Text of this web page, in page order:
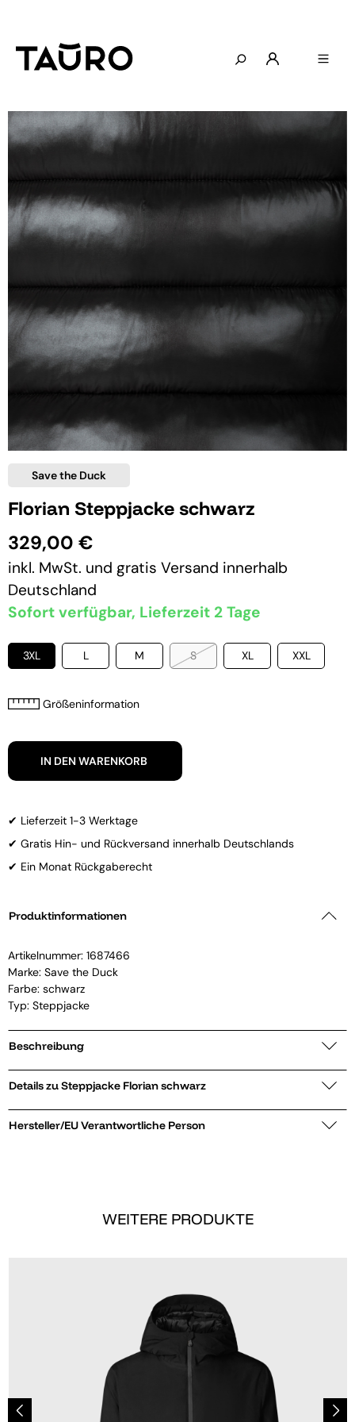
Save the Duck
Florian Steppjacke schwarz
329,00 €
inkl. MwSt. und gratis Versand innerhalb
Deutschland
Sofort verfügbar, Lieferzeit 2 Tage
3XL L M S XL XXL
Größeninformation
IN DEN WARENKORB
✔ Lieferzeit 1-3 Werktage
✔ Gratis Hin- und Rückversand innerhalb Deutschlands
✔ Ein Monat Rückgaberecht
Produktinformationen
Artikelnummer: 1687466
Marke: Save the Duck
Farbe: schwarz
Typ: Steppjacke
Beschreibung
Details zu Steppjacke Florian schwarz
Hersteller/EU Verantwortliche Person
WEITERE PRODUKTE